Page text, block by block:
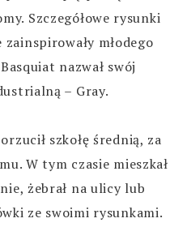
Szczegółowe rysunki
młodego
nazwał swój
– Gray.
szkołę średnią, za
W tym czasie mieszkał
żebrał na ulicy lub
ze swoimi rysunkami.